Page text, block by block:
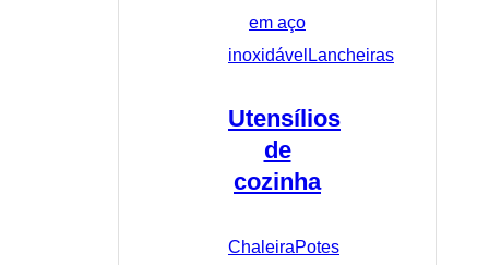
em aço
inoxidável Lancheiras
Utensílios
de
cozinha
ChaleiraPotes